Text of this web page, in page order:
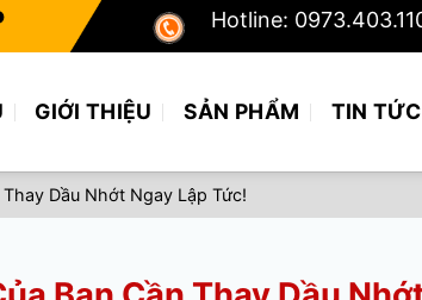
Hotline:
GIỚI THIỆU SẢN PHẨM TIN TỨC
Thay Dầu Nhớt Ngay Lập Tức!